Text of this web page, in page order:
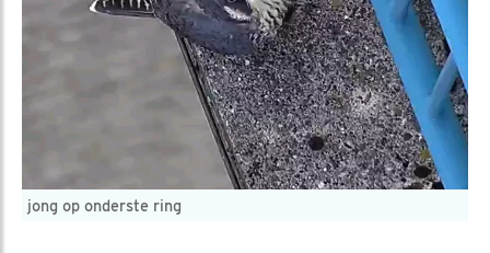
jong op onderste ring